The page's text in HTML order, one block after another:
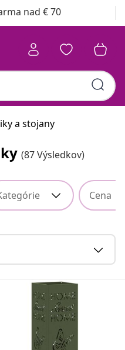
nad € 70
a stojany
(87 Výsledkov)
Cena